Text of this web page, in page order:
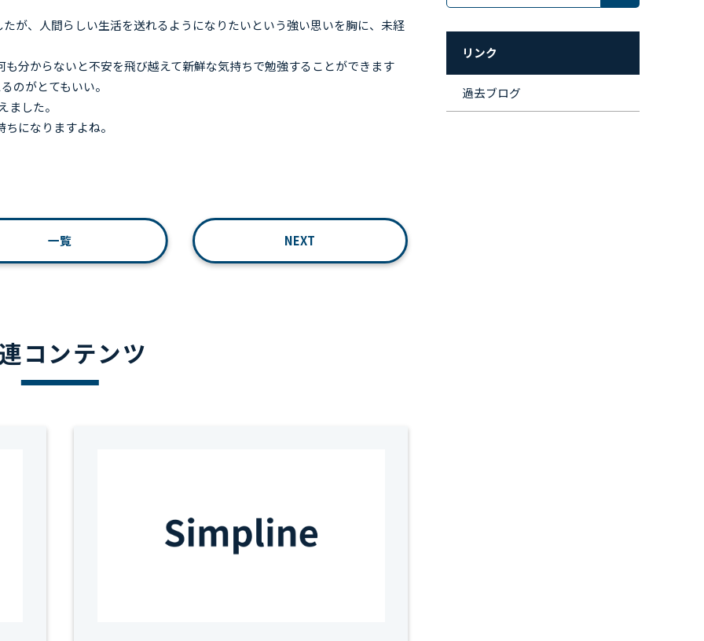
が、人間らしい生活を送れるようになりたいという強い思いを胸に、未経
分からないと不安を飛び越えて新鮮な気持ちで勉強することができます
のがとてもいい。
した。
になりますよね。
一覧 NEXT
コンテンツ
リンク
過去ブログ